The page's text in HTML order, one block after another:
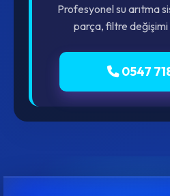
Profesyonel su arıtma
parça, filtre değişimi
0547